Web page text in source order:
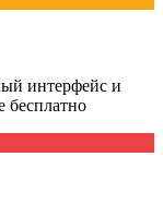
интерфейс и
бесплатно